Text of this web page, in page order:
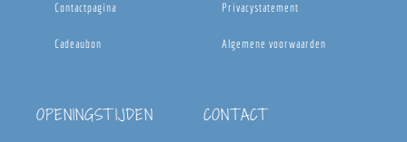
Contactpagina
Cadeaubon
Privacystatement
Algemene voorwaarden
OPENINGSTIJDEN CONTACT